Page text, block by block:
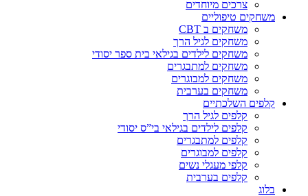
צרכים מיוחדים
משחקים טיפוליים
משחקים ב CBT
משחקים לגיל הרך
משחקים לילדים בגילאי בית ספר יסודי
משחקים למתבגרים
משחקים למבוגרים
משחקים בערבית
קלפים השלכתיים
קלפים לגיל הרך
קלפים לילדים בגילאי בי”ס יסודי
קלפים למתבגרים
קלפים למבוגרים
קלפי מעגלי נשים
קלפים בערבית
בלוג